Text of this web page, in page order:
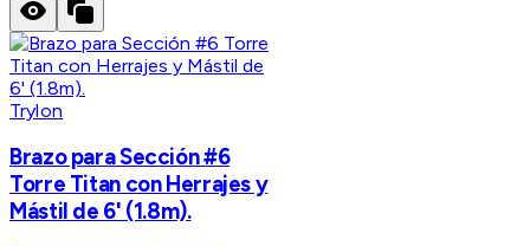
Trylon
Brazo para Sección #6
Torre Titan con Herrajes y
Mástil de 6' (1.8m).